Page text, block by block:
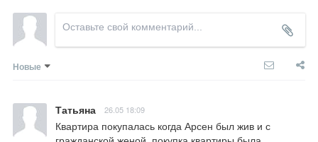
Новые
Татьяна 26.05 18:09
Квартира покупалась когда Арсен был жив и с